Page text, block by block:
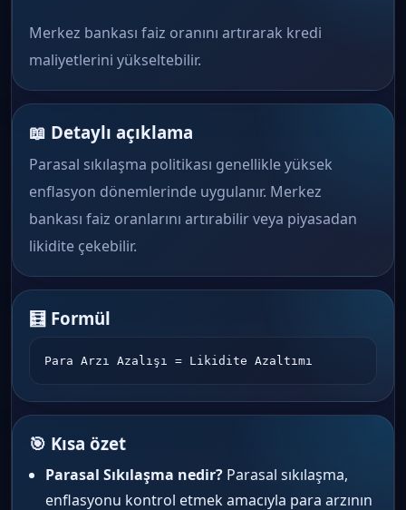
Merkez bankası faiz oranını artırarak kredi
maliyetlerini yükseltebilir.
📖 Detaylı açıklama
Parasal sıkılaşma politikası genellikle yüksek
enflasyon dönemlerinde uygulanır. Merkez
bankası faiz oranlarını artırabilir veya piyasadan
likidite çekebilir.
🧮 Formül
Para Arzı Azalışı = Likidite Azaltımı
🎯 Kısa özet
Parasal Sıkılaşma nedir? Parasal sıkılaşma,
enflasyonu kontrol etmek amacıyla para arzının